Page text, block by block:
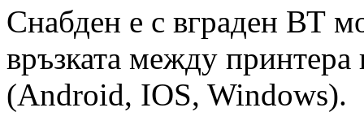
Снабден е с вграден ВТ
връзката между принтера
(Android, IOS, Windows).